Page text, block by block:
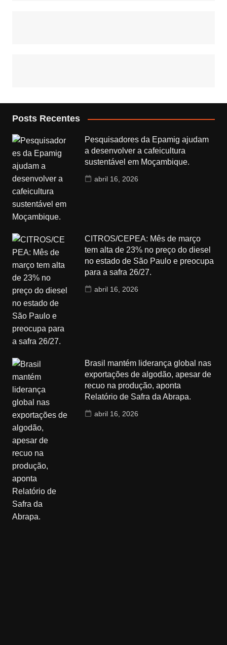
Posts Recentes
Pesquisadores da Epamig ajudam
a desenvolver a cafeicultura
sustentável em Moçambique.
abril 16, 2026
CITROS/CEPEA: Mês de março
tem alta de 23% no preço do diesel
no estado de São Paulo e preocupa
para a safra 26/27.
abril 16, 2026
Brasil mantém liderança global nas
exportações de algodão, apesar de
recuo na produção, aponta
Relatório de Safra da Abrapa.
abril 16, 2026